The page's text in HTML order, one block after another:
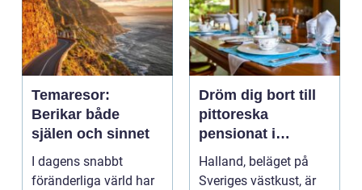
Temaresor:
Berikar både
själen och sinnet
I dagens snabbt
föränderliga värld har
Dröm dig bort till
pittoreska
pensionat i
Halland
Halland, beläget på
Sveriges västkust, är